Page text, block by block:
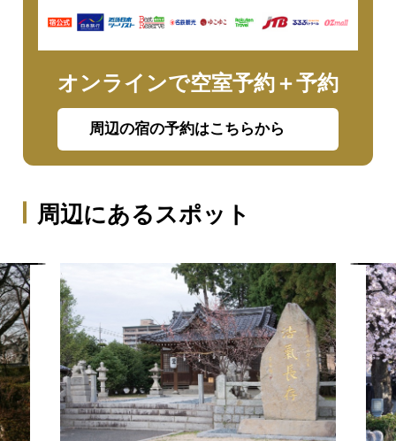
オンラインで空室予約＋予約
周辺の宿の予約はこちらから
周辺にあるスポット